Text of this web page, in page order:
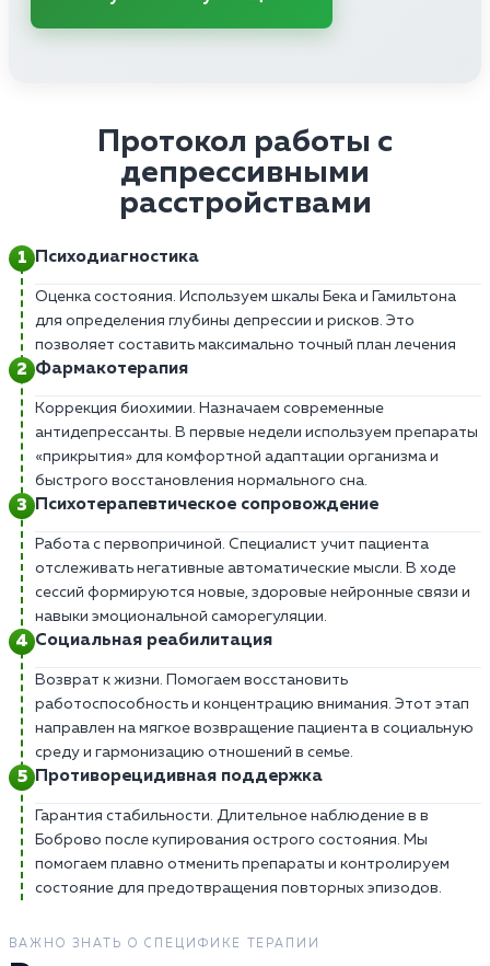
Протокол работы с
депрессивными
расстройствами
Психодиагностика
Оценка состояния. Используем шкалы Бека и Гамильтона
для определения глубины депрессии и рисков. Это
позволяет составить максимально точный план лечения
Фармакотерапия
Коррекция биохимии. Назначаем современные
антидепрессанты. В первые недели используем препараты
«прикрытия» для комфортной адаптации организма и
быстрого восстановления нормального сна.
Психотерапевтическое сопровождение
Работа с первопричиной. Специалист учит пациента
отслеживать негативные автоматические мысли. В ходе
сессий формируются новые, здоровые нейронные связи и
навыки эмоциональной саморегуляции.
Социальная реабилитация
Возврат к жизни. Помогаем восстановить
работоспособность и концентрацию внимания. Этот этап
направлен на мягкое возвращение пациента в социальную
среду и гармонизацию отношений в семье.
Противорецидивная поддержка
Гарантия стабильности. Длительное наблюдение в в
Боброво после купирования острого состояния. Мы
помогаем плавно отменить препараты и контролируем
состояние для предотвращения повторных эпизодов.
ВАЖНО ЗНАТЬ О СПЕЦИФИКЕ ТЕРАПИИ